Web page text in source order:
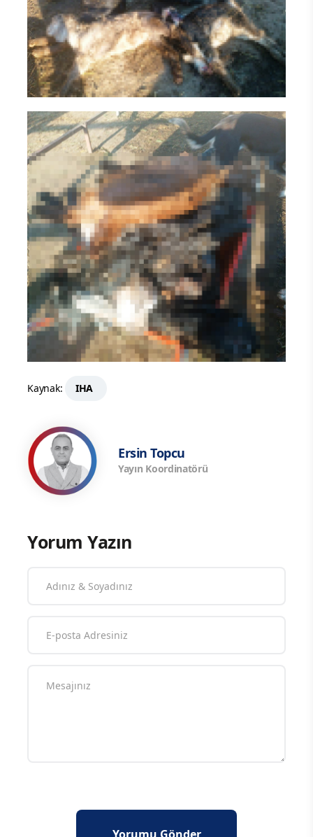
Kaynak: IHA
Ersin Topcu
Yayın Koordinatörü
Yorum Yazın